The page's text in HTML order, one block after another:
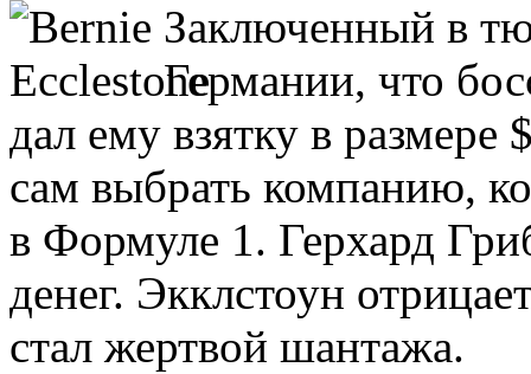
Заключенный в
Германии, что
дал ему взятку в
сам выбрать компанию,
в Формуле 1. Герхард
денег. Экклстоун
стал жертвой шантажа.